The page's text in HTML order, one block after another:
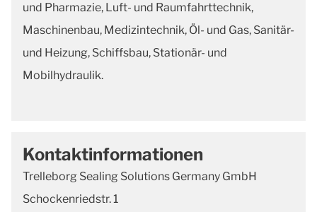
und Pharmazie, Luft- und Raumfahrttechnik,
Maschinenbau, Medizintechnik, Öl- und Gas, Sanitär-
und Heizung, Schiffsbau, Stationär- und
Mobilhydraulik.
Kontaktinformationen
Trelleborg Sealing Solutions Germany GmbH
Schockenriedstr. 1